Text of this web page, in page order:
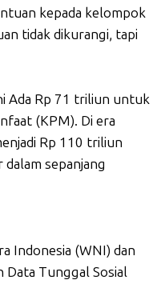
kepada kelompok
tidak dikurangi, tapi
Ada Rp 71 triliun untuk
(KPM). Di era
Rp 110 triliun
sepanjang
Indonesia (WNI) dan
Data Tunggal Sosial